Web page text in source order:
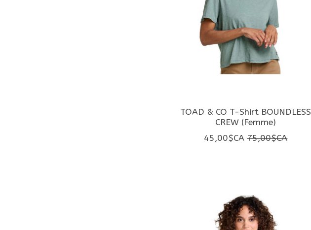
TOAD & CO T-Shirt BOUNDLESS
CREW (Femme)
45,00$CA 75,00$CA